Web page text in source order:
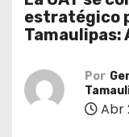
estratégico
Tamaulipas:
Por
Abr